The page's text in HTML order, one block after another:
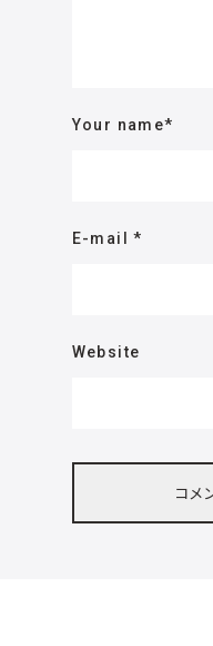
Your name*
E-mail*
Website